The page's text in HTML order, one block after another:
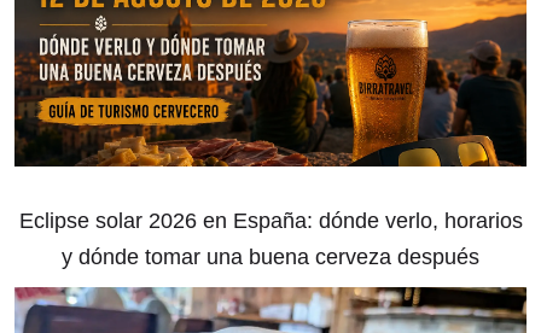
Eclipse solar 2026 en España: dónde verlo, horarios
y dónde tomar una buena cerveza después